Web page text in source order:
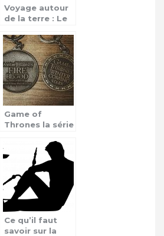
Voyage autour
de la terre : Le
Game of
Thrones la série
planétaire
Ce qu’il faut
savoir sur la